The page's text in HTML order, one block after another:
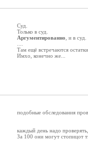
Суд.
Только в суд.
Аргументированно , и в суд.
Там ещë встречаются
Имхо, конечно же...
подобные обследования
каждый день надо
За 100 они могут стопицот